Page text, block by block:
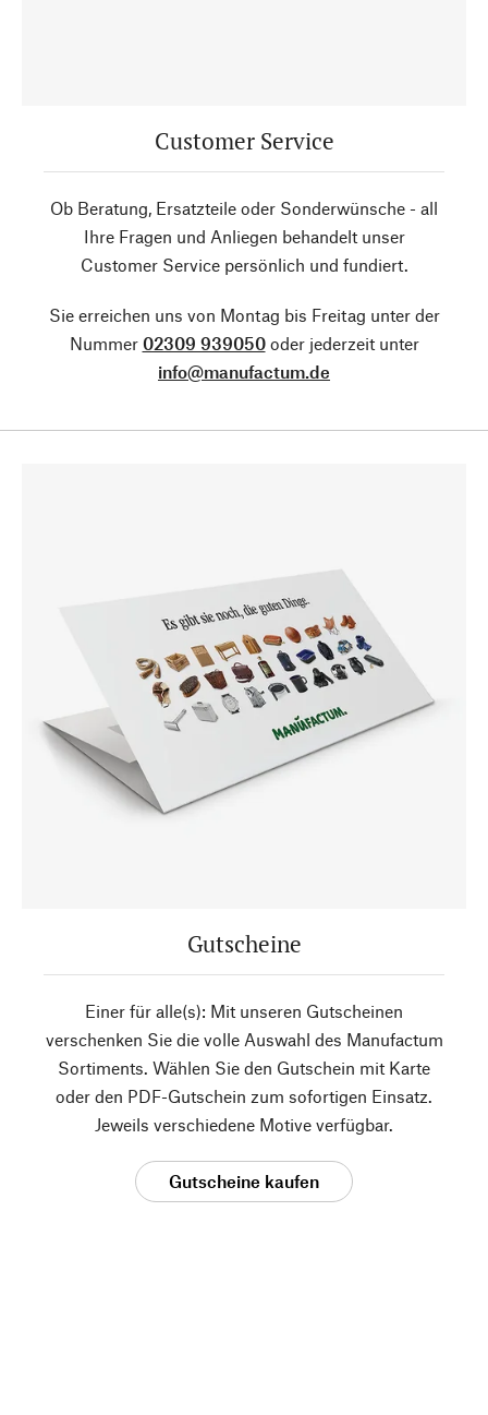
Customer Service
Ob Beratung, Ersatzteile oder Sonderwünsche - all
Ihre Fragen und Anliegen behandelt unser
Customer Service persönlich und fundiert.
Sie erreichen uns von Montag bis Freitag unter der
Nummer 02309 939050oder jederzeit unter
info@manufactum.de
Gutscheine
Einer für alle(s): Mit unseren Gutscheinen
verschenken Sie die volle Auswahl des Manufactum
Sortiments. Wählen Sie den Gutschein mit Karte
oder den PDF-Gutschein zum sofortigen Einsatz.
Jeweils verschiedene Motive verfügbar.
Gutscheine kaufen